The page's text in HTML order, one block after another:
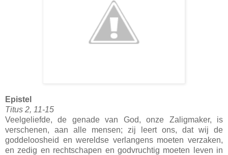
Epistel
Titus 2, 11-15
Veelgeliefde, de genade van God, onze Zaligmaker, is
verschenen, aan alle mensen; zij leert ons, dat wij de
goddeloosheid en wereldse verlangens moeten verzaken,
en zedig en rechtschapen en godvruchtig moeten leven in